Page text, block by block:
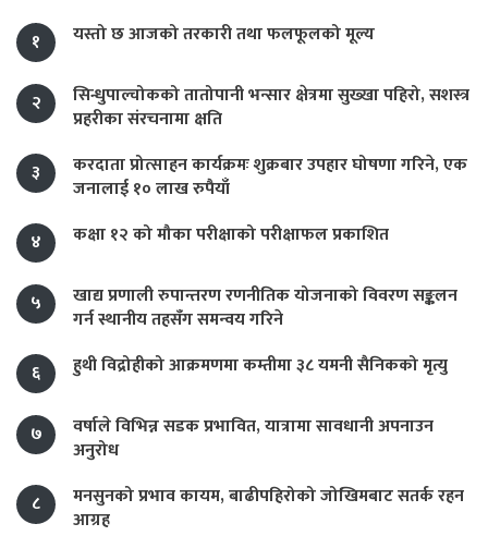
१ यस्तो छ आजको तरकारी तथा फलफूलको मूल्य
२
सिन्धुपाल्चोकको तातोपानी भन्सार क्षेत्रमा सुख्खा पहिरो, सशस्त्र
प्रहरीका संरचनामा क्षति
३
करदाता प्रोत्साहन कार्यक्रमः शुक्रबार उपहार घोषणा गरिने, एक
जनालाई १० लाख रुपैयाँ
४
कक्षा १२ को मौका परीक्षाको परीक्षाफल प्रकाशित
५
खाद्य प्रणाली रुपान्तरण रणनीतिक योजनाको विवरण सङ्कलन
गर्न स्थानीय तहसँग समन्वय गरिने
६
हुथी विद्रोहीको आक्रमणमा कम्तीमा ३८ यमनी सैनिकको मृत्यु
७
वर्षाले विभिन्न सडक प्रभावित, यात्रामा सावधानी अपनाउन
अनुरोध
८
मनसुनको प्रभाव कायम, बाढीपहिरोको जोखिमबाट सतर्क रहन
आग्रह